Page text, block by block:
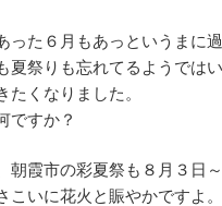
った６月もあっというまに
夏祭りも忘れてるようでは
たくなりました。
ですか？
朝霞市の彩夏祭も８月３日
こいに花火と賑やかですよ。